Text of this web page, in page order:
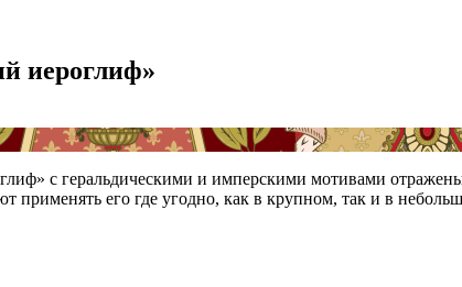
иероглиф»
с геральдическими и имперскими мотивами
применять его где угодно, как в крупном, так и в